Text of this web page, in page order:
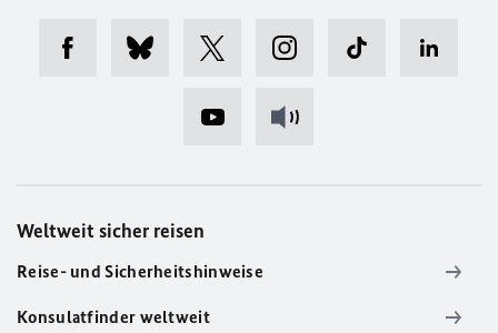
Weltweit sicher reisen
Reise- und Sicherheitshinweise
Konsulatfinder weltweit